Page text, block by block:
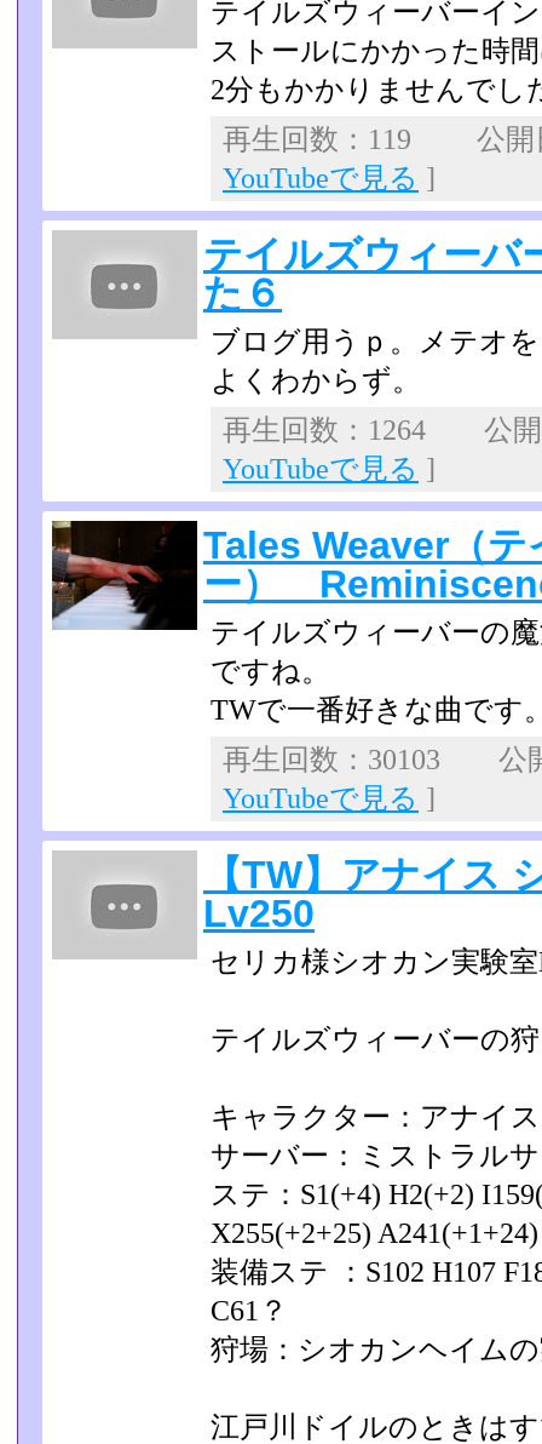
テイルズウィーバーイ
ストールにかかった時
2分もかかりませんでし
再生回数：119 公
YouTubeで見る ]
テイルズウィーバ
た６
ブログ用うｐ。メテオ
よくわからず。
再生回数：1264 公
YouTubeで見る ]
Tales Weaver（
ー）
テイルズウィーバーの
ですね。
TWで一番好きな曲です
再生回数：30103
YouTubeで見る ]
【TW】アナイス
Lv250
セリカ様シオカン実験
テイルズウィーバーの
キャラクター：アナイ
サーバー：ミストラル
ステ：S1(+4) H2(+2)
X255(+2+25) A241(+1+24)
装備ステ ：S102 H107
C61？
狩場：シオカンヘイム
江戸川ドイルのときは